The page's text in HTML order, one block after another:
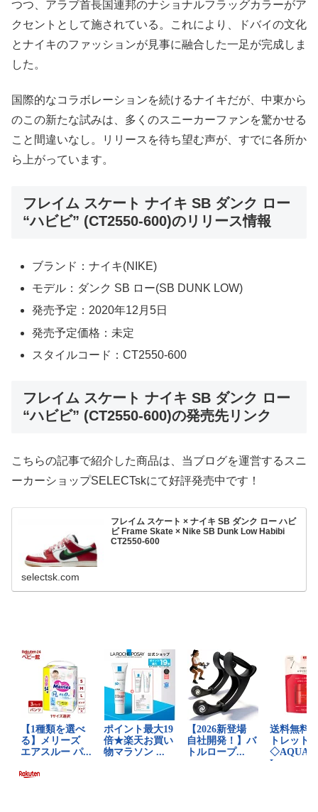
つつ、アラブ首長国連邦のナショナルフラッグカラーがア
クセントとして施されている。これにより、ドバイの文化
とナイキのファッションが見事に融合した一足が完成しま
した。
国際的なコラボレーションを続けるナイキだが、中東から
のこの新たな試みは、多くのスニーカーファンを驚かせる
こと間違いなし。リリースを待ち望む声が、すでに各所か
ら上がっています。
フレイム スケート ナイキ SB ダンク ロー
“ハビビ” (CT2550-600)のリリース情報
ブランド：ナイキ(NIKE)
モデル：ダンク SB ロー(SB DUNK LOW)
発売予定：2020年12月5日
発売予定価格：未定
スタイルコード：CT2550-600
フレイム スケート ナイキ SB ダンク ロー
“ハビビ” (CT2550-600)の発売先リンク
こちらの記事で紹介した商品は、当ブログを運営するスニ
ーカーショップSELECTskにて好評発売中です！
フレイム スケート × ナイキ SB ダンク ロー ハビ
ビ Frame Skate × Nike SB Dunk Low Habibi
CT2550-600
selectsk.com